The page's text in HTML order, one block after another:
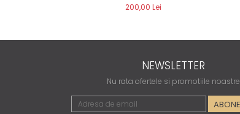
200,00 Lei
NEWSLETTER
Nu rata ofertele si promotiile noastre